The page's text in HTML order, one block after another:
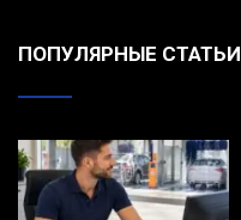
ПОПУЛЯРНЫЕ СТАТЬИ